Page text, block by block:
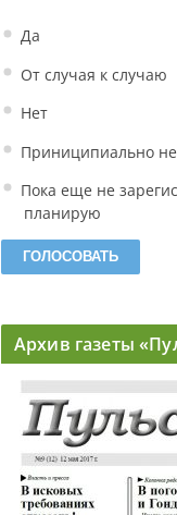
Да
От случая к случаю
Нет
Приниципиально не
Пока еще не
планирую
Архив газеты